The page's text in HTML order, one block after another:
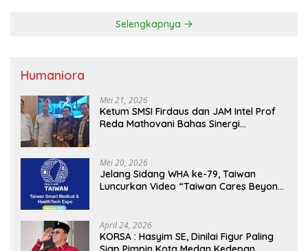
Selengkapnya
Humaniora
Mei 21, 2026
Ketum SMSI Firdaus dan JAM Intel Prof
Reda Mathovani Bahas Sinergi
MBG, Perkuat Pengawasan Program
Pemerintah
Mei 20, 2026
Jelang Sidang WHA ke-79, Taiwan
Luncurkan Video “Taiwan Cares Beyond
April 24, 2026
KORSA : Hasyim SE, Dinilai Figur Paling